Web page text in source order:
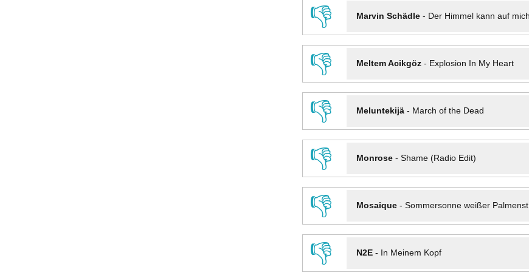
👎
Marvin Schädle- Der Himmel kann auf
👎
Meltem Acikgöz- Explosion In My Heart
👎
Meluntekijä- March of the Dead
👎
Monrose- Shame (Radio Edit)
👎
Mosaique- Sommersonne weißer
👎
N2E- In Meinem Kopf